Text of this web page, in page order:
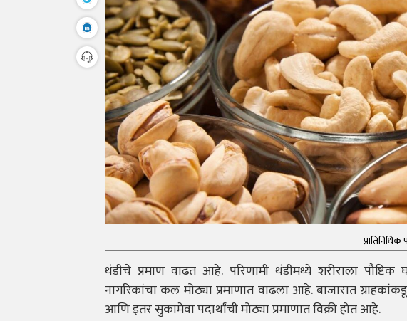
प्रातिनिधिक
थंडीचे प्रमाण वाढत आहे. परिणामी थंडीमध्ये शरीराला
नागरिकांचा कल मोठ्या प्रमाणात वाढला आहे. बाजारात
आणि इतर सुकामेवा पदार्थांची मोठ्या प्रमाणात विक्री होत आहे.